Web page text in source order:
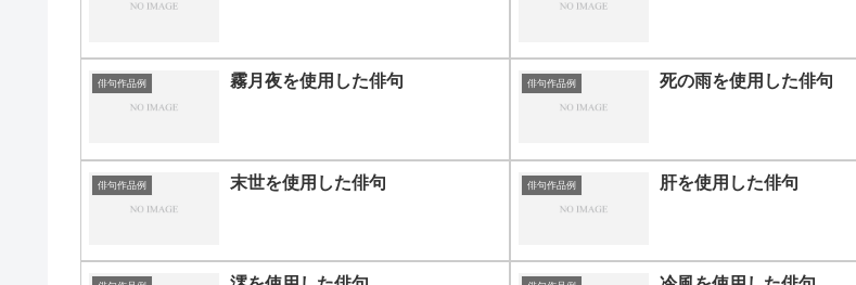
俳句作品例 霧月夜を使用した俳句 俳句作品例 死の雨を使用した俳句
俳句作品例 末世を使用した俳句 俳句作品例 肝を使用した俳句